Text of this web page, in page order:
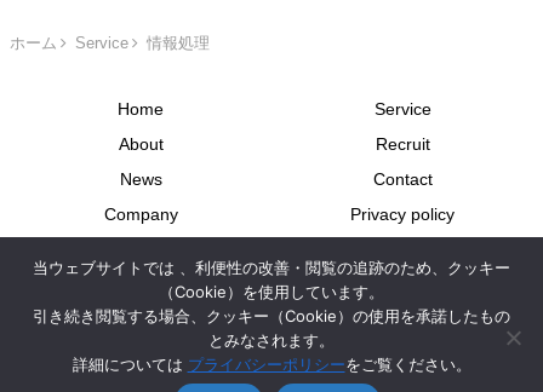
ホーム Service 情報処理
Home
Service
About
Recruit
News
Contact
Company
Privacy policy
労使協定について
Copyright © 2024-2026 APC Inc. All Rights Reserved.
当ウェブサイトでは 、利便性の改善・閲覧の追跡のため、クッキー
（Cookie）を使用しています。
引き続き閲覧する場合、クッキー（Cookie）の使用を承諾したもの
とみなされます。
詳細については プライバシーポリシーをご覧ください。